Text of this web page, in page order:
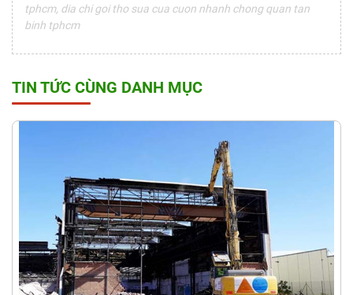
tphcm, dia chi goi tho sua cua cuon nhanh chong quan tan
binh tphcm
TIN TỨC CÙNG DANH MỤC